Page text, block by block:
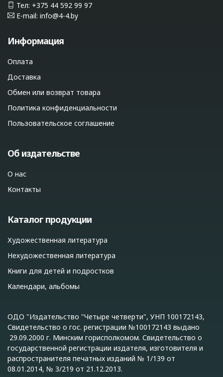
Тел: +375 44 592 99 97
E-mail: info@4-4.by
Информация
Оплата
Доставка
Обмен или возврат товара
Политика конфиденциальности
Пользовательское соглашение
Об издательстве
О нас
Контакты
Каталог продукции
Художественная литература
Нехудожественная литература
Книги для детей и подростков
Календари, альбомы
ОДО "Издательство "Четыре четверти", УНП 100172143,
Свидетельство о гос. регистрации №100172143 выдано
29.09.2000 г. Минским горисполкомом. Свидетельство о
государственной регистрации издателя, изготовителя и
распространителя печатных изданий № 1/139 от
08.01.2014, № 3/219 от 21.12.2013.